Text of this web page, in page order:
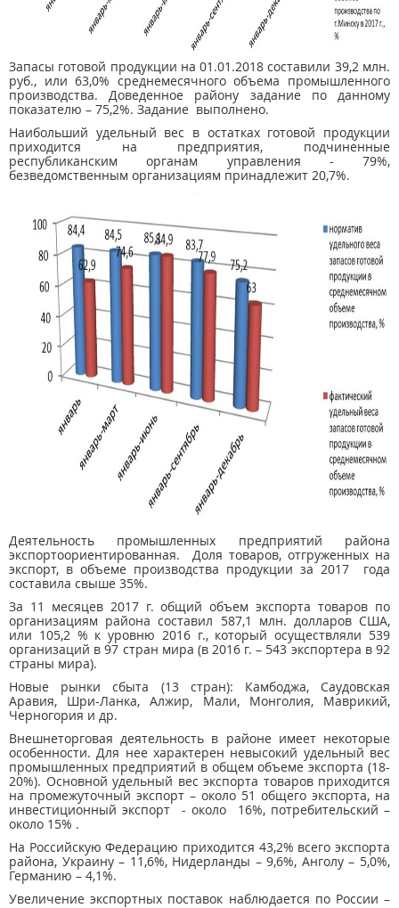
Запасы готовой продукции на 01.01.2018 составили 39,2 млн.
руб., или 63,0% среднемесячного объема промышленного
производства. Доведенное району задание по данному
показателю – 75,2%. Задание выполнено.
Наибольший удельный вес в остатках готовой продукции
приходится на предприятия, подчиненные
республиканским органам управления - 79%,
безведомственным организациям принадлежит 20,7%.
Деятельность промышленных предприятий района
экспортоориентированная. Доля товаров, отгруженных на
экспорт, в объеме производства продукции за 2017 года
составила свыше 35%.
За 11 месяцев 2017 г. общий объем экспорта товаров по
организациям района составил 587,1 млн. долларов США,
или 105,2 % к уровню 2016 г., который осуществляли 539
организаций в 97 стран мира (в 2016 г. – 543 экспортера в 92
страны мира).
Новые рынки сбыта (13 стран): Камбоджа, Саудовская
Аравия, Шри-Ланка, Алжир, Мали, Монголия, Маврикий,
Черногория и др.
Внешнеторговая деятельность в районе имеет некоторые
особенности. Для нее характерен невысокий удельный вес
промышленных предприятий в общем объеме экспорта (18-
20%). Основной удельный вес экспорта товаров приходится
на промежуточный экспорт – около 51 общего экспорта, на
инвестиционный экспорт - около 16%, потребительский –
около 15% .
На Российскую Федерацию приходится 43,2% всего экспорта
района, Украину – 11,6%, Нидерланды – 9,6%, Анголу – 5,0%,
Германию – 4,1%.
Увеличение экспортных поставок наблюдается по России –